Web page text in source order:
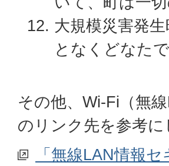
大規模災害発
となくどなた
その他、Wi-Fi（無
のリンク先を参考
「無線LAN情報